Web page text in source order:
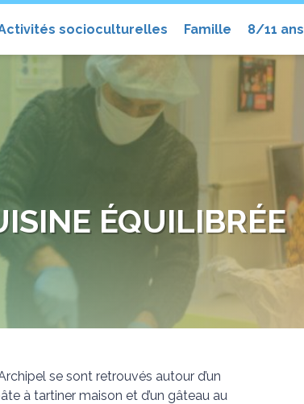
socioculturelles Famille 8/11 ans
ÉQUILIBRÉE
se sont retrouvés autour d’un
à tartiner maison et d’un gâteau au